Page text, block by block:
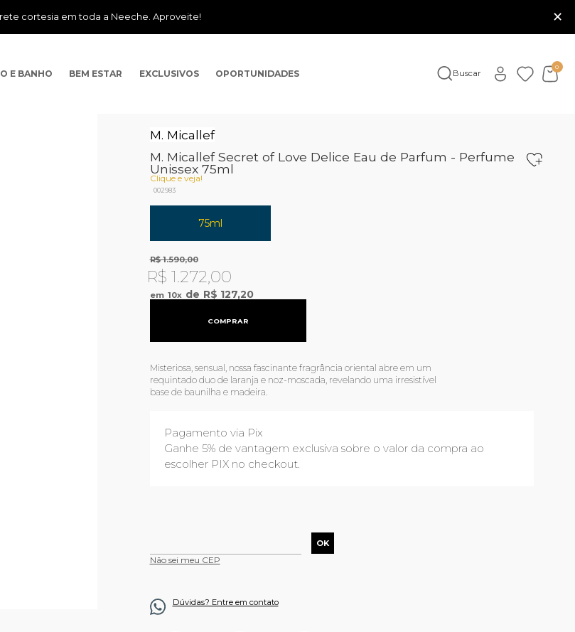
cortesia em toda a Neeche. Aproveite! ×
E BANHO BEM ESTAR EXCLUSIVOS OPORTUNIDADES Buscar
0
M. Micallef
M. Micallef Secret of Love Delice Eau de Parfum - Perfume
Unissex 75ml
Clique e veja!
002983
75ml
R$ 1.590,00
R$ 1.272,00
10x R$ 127,20
COMPRAR
Misteriosa, sensual, nossa fascinante fragrância oriental abre em um
requintado duo de laranja e noz-moscada, revelando uma irresistível
base de baunilha e madeira.
Pagamento via Pix
Ganhe 5% de vantagem exclusiva sobre o valor da compra ao
escolher PIX no checkout.
Não sei meu CEP
Dúvidas? Entre em contato